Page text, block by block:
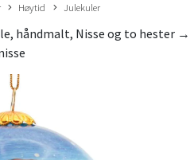
Høytid Julekuler
håndmalt, Nisse og to hester →